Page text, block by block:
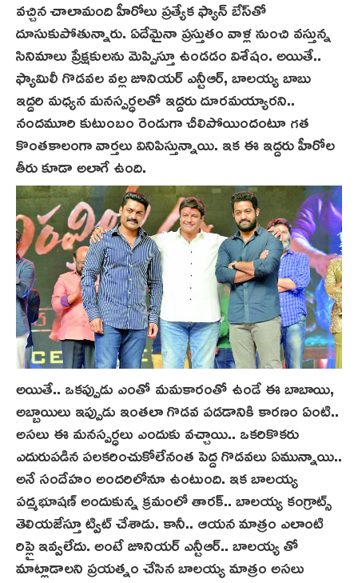
వచ్చిన చాలామంది హీరోలు ప్రత్యేక ఫ్యాన్ బేస్‌తో
దూసుకుపోతున్నారు. ఏదేమైనా ప్రస్తుతం వాళ్ల నుంచి వస్తున్న
సినిమాలు ప్రేక్షకులను మెప్పిస్తూ ఉండడం విశేషం. అయితే..
ఫ్యామిలీ గొడవల వల్ల జూనియర్ ఎన్టీఆర్, బాలయ్య బాబు
ఇద్దరి మధ్యన మనస్పర్ధలతో ఇద్దరు దూరమయ్యారని..
నందమూరి కుటుంబం రెండుగా చీలిపోయిందంటూ గత
కొంతకాలంగా వార్తలు వినిపిస్తున్నాయి. ఇక ఈ ఇద్దరు హీరోల
తీరు కూడా అలాగే ఉంది.
అయితే.. ఒకప్పుడు ఎంతో మమకారంతో ఉండే ఈ బాబాయి,
అబ్బాయిలు ఇప్పుడు ఇంతలా గొడవ పడడానికి కారణం ఏంటి..
అసలు ఈ మనస్పర్ధలు ఎందుకు వచ్చాయి.. ఒకరికొకరు
ఎదురుపడిన పలకరించుకోలేనంత పెద్ద గొడవలు ఏమున్నాయి..
అనే సందేహం అందరిలోనూ ఉంటుంది. ఇక బాలయ్య
పద్మభూషణ్ అందుకున్న క్రమంలో తారక్.. బాలయ్య‌ కంగ్రాట్స్
తెలియజేస్తూ ట్విట్‌ చేశాడు. కానీ.. ఆయన మాత్రం ఎలాంటి
రిప్లై ఇవ్వలేదు. అంటే జూనియర్ ఎన్టీఆర్.. బాలయ్య తో
మాట్లాడాలని ప్రయత్నం చేసిన బాలయ్య మాత్రం అసలు